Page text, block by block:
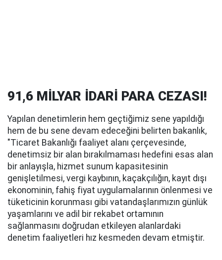
91,6 MİLYAR İDARİ PARA CEZASI!
Yapılan denetimlerin hem geçtiğimiz sene yapıldığı
hem de bu sene devam edeceğini belirten bakanlık,
"Ticaret Bakanlığı faaliyet alanı çerçevesinde,
denetimsiz bir alan bırakılmaması hedefini esas alan
bir anlayışla, hizmet sunum kapasitesinin
genişletilmesi, vergi kaybının, kaçakçılığın, kayıt dışı
ekonominin, fahiş fiyat uygulamalarının önlenmesi ve
tüketicinin korunması gibi vatandaşlarımızın günlük
yaşamlarını ve adil bir rekabet ortamının
sağlanmasını doğrudan etkileyen alanlardaki
denetim faaliyetleri hız kesmeden devam etmiştir.